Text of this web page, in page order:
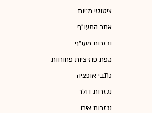
ציטוטי מניות
אתר המעו"ף
נגזרות מעו"ף
מפת פוזיציות פתוחות
כתבי אופציה
נגזרות דולר
נגזרות אירו